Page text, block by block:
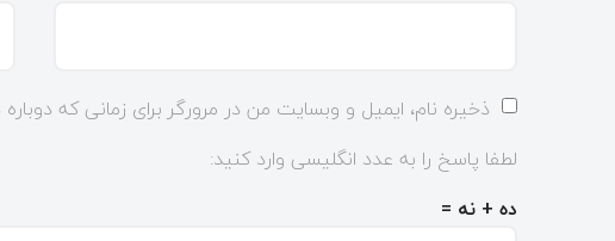
ذخیره نام، ایمیل و وبسایت من در مرورگر برای زمانی که
لطفا پاسخ را به عدد انگلیسی وارد کنید:
ده + نه =